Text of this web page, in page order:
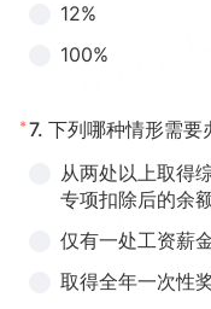
12%
100%
*7. 下列哪种情形需要
从两处以上取得
专项扣除后的余
仅有一处工资薪
取得全年一次性